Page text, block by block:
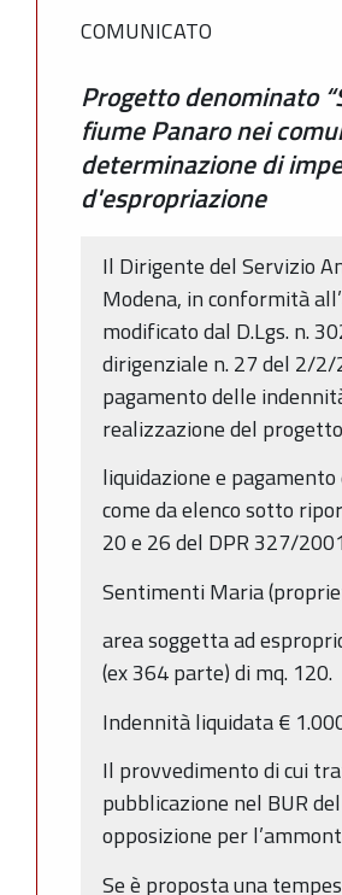
COMUNICATO
Progetto denominato
fiume Panaro nei
determinazione di
d'espropriazione
Il Dirigente del Servizio
Modena, in conformità
modificato dal D.Lgs. n.
dirigenziale n. 27 del 2/
pagamento delle
realizzazione del
liquidazione e
come da elenco sotto
20 e 26 del DPR 327/
Sentimenti Maria
area soggetta ad
(ex 364 parte) di mq. 120.
Indennità liquidata €
Il provvedimento di cui
pubblicazione nel BUR
opposizione per
Se è proposta una